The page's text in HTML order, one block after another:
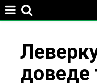
доведе